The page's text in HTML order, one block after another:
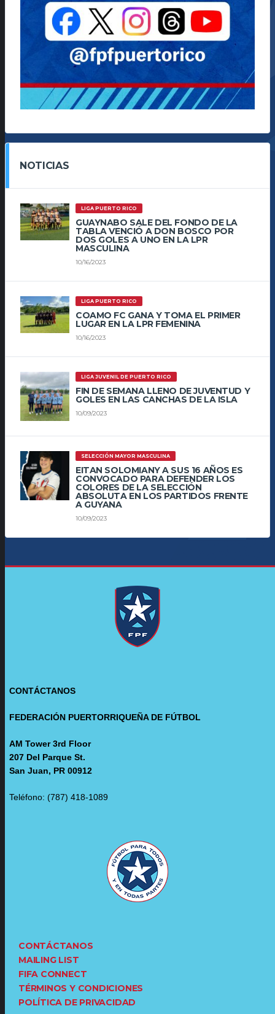
NOTICIAS
LIGA PUERTO RICO
GUAYNABO SALE DEL FONDO DE LA
TABLA VENCIÓ A DON BOSCO POR
DOS GOLES A UNO EN LA LPR
MASCULINA
10/16/2023
LIGA PUERTO RICO
COAMO FC GANA Y TOMA EL PRIMER
LUGAR EN LA LPR FEMENINA
10/16/2023
LIGA JUVENIL DE PUERTO RICO
FIN DE SEMANA LLENO DE JUVENTUD Y
GOLES EN LAS CANCHAS DE LA ISLA
10/09/2023
SELECCIÓN MAYOR MASCULINA
EITAN SOLOMIANY A SUS 16 AÑOS ES
CONVOCADO PARA DEFENDER LOS
COLORES DE LA SELECCIÓN
ABSOLUTA EN LOS PARTIDOS FRENTE
A GUYANA
10/09/2023
CONTÁCTANOS
FEDERACIÓN PUERTORRIQUEÑA DE FÚTBOL
AM Tower 3rd Floor
207 Del Parque St.
San Juan, PR 00912
Teléfono: (787) 418-1089
CONTÁCTANOS
MAILING LIST
FIFA CONNECT
TÉRMINOS Y CONDICIONES
POLÍTICA DE PRIVACIDAD